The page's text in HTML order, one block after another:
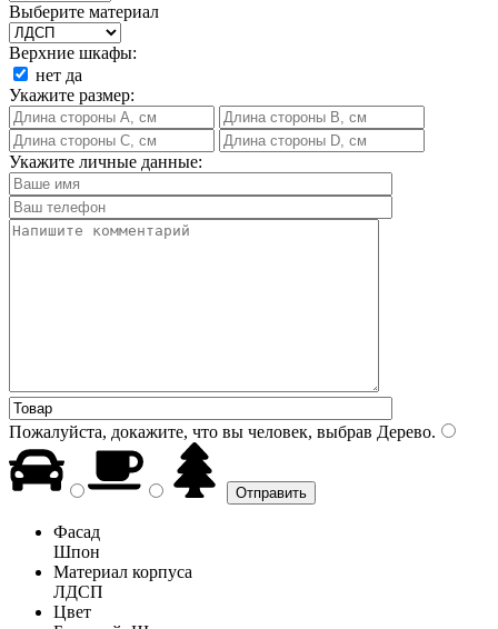
Выберите материал
Верхние шкафы:
нет да
Укажите размер:
Укажите личные данные:
Пожалуйста, докажите, что вы человек, выбрав Дерево.
Фасад
Шпон
Материал корпуса
ЛДСП
Цвет